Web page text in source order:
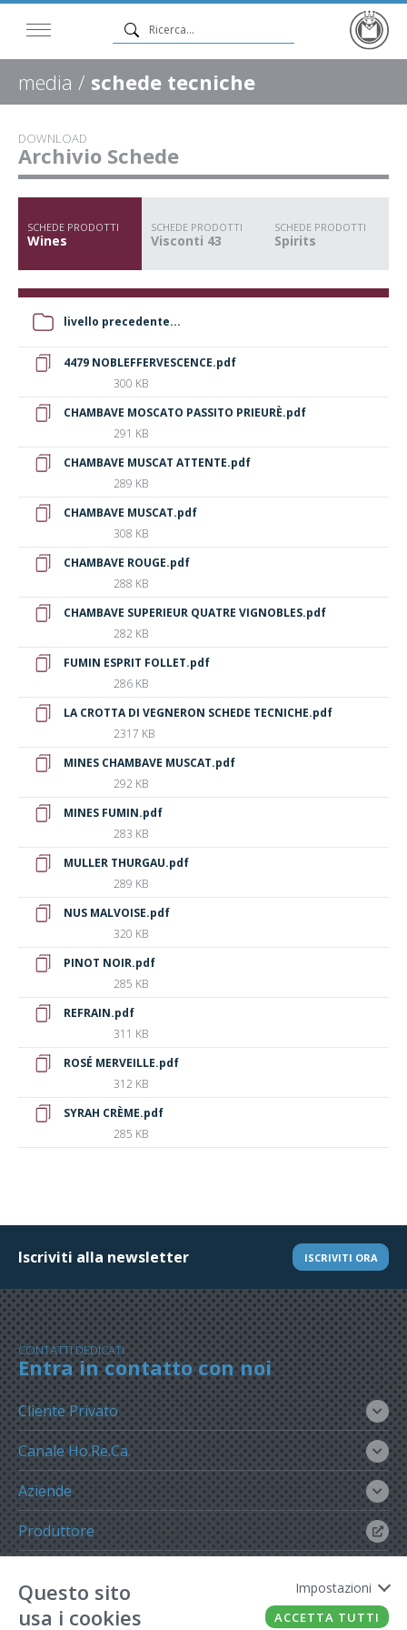
media / schede tecniche
DOWNLOAD
Archivio Schede
SCHEDE PRODOTTI
Wines
SCHEDE PRODOTTI
Visconti 43
SCHEDE PRODOTTI
Spirits
livello precedente...
4479 NOBLEFFERVESCENCE.pdf
300 KB
CHAMBAVE MOSCATO PASSITO PRIEURÈ.pdf
291 KB
CHAMBAVE MUSCAT ATTENTE.pdf
289 KB
CHAMBAVE MUSCAT.pdf
308 KB
CHAMBAVE ROUGE.pdf
288 KB
CHAMBAVE SUPERIEUR QUATRE VIGNOBLES.pdf
282 KB
FUMIN ESPRIT FOLLET.pdf
286 KB
LA CROTTA DI VEGNERON SCHEDE TECNICHE.pdf
2317 KB
MINES CHAMBAVE MUSCAT.pdf
292 KB
MINES FUMIN.pdf
283 KB
MULLER THURGAU.pdf
289 KB
NUS MALVOISE.pdf
320 KB
PINOT NOIR.pdf
285 KB
REFRAIN.pdf
311 KB
ROSÉ MERVEILLE.pdf
312 KB
SYRAH CRÈME.pdf
285 KB
Iscriviti alla newsletter ISCRIVITI ORA
CONTATTI DEDICATI
Entra in contatto con noi
Cliente Privato
Canale Ho.Re.Ca.
Aziende
Produttore
Questo sito
usa i cookies
Impostazioni
ACCETTA TUTTI